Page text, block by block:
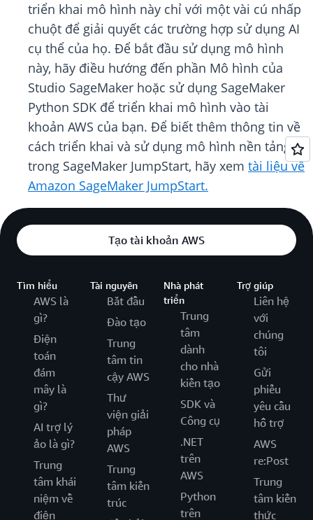
triển khai mô hình này chỉ với một vài cú nhấp
chuột để giải quyết các trường hợp sử dụng AI
cụ thể của họ. Để bắt đầu sử dụng mô hình
này, hãy điều hướng đến phần Mô hình của
Studio SageMaker hoặc sử dụng SageMaker
Python SDK để triển khai mô hình vào tài
khoản AWS của bạn. Để biết thêm thông tin về
cách triển khai và sử dụng mô hình nền tảng
trong SageMaker JumpStart, hãy xem tài liệu về
Amazon SageMaker JumpStart.
Tạo tài khoản AWS
Tìm hiểu
AWS là
gì?
Điện
toán
đám
mây là
gì?
AI trợ lý
ảo là gì?
Trung
tâm khái
niệm về
điện
Tài nguyên
Bắt đầu
Đào tạo
Trung
tâm tin
cậy AWS
Thư
viện giải
pháp
AWS
Trung
tâm kiến
trúc
Nhà phát
triển
Trung
tâm
dành
cho nhà
kiến tạo
SDK và
Công cụ
.NET
trên
AWS
Python
trên
Trợ giúp
Liên hệ
với
chúng
tôi
Gửi
phiếu
yêu cầu
hỗ trợ
AWS
re:Post
Trung
tâm kiến
thức